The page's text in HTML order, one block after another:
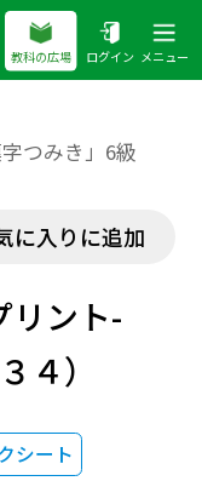
教科の広場 ログイン メニュー
つみき」6級
に入りに追加
リント-
４）
シート